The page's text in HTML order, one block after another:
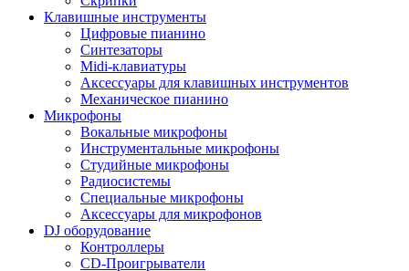
Клавишные инструменты
Цифровые пианино
Синтезаторы
Midi-клавиатуры
Аксессуары для клавишных инструментов
Механическое пианино
Микрофоны
Вокальные микрофоны
Инструментальные микрофоны
Студийные микрофоны
Радиосистемы
Специальные микрофоны
Аксессуары для микрофонов
DJ оборудование
Контроллеры
CD-Проигрыватели